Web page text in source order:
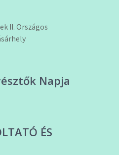
II. Országos
Napja
ÉS